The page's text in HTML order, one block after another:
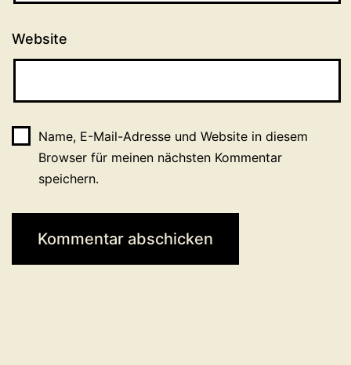
Website
Name, E-Mail-Adresse und Website in diesem
Browser für meinen nächsten Kommentar
speichern.